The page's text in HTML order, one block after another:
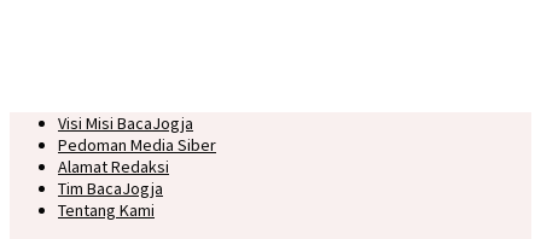
Visi Misi BacaJogja
Pedoman Media Siber
Alamat Redaksi
Tim BacaJogja
Tentang Kami